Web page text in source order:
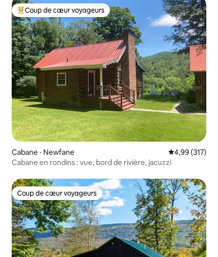
Coups de cœur voyageurs les plus appréciés
Coup de cœur voyageurs
Cabane ⋅ Newfane Évaluation
4,99 (317)
Cabane en rondins : vue, bord de rivière, jacuzzi
Coup de cœur voyageurs
Coup de cœur voyageurs